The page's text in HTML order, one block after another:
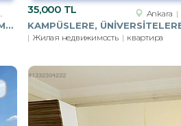
ÇANKAYA YEŞİLYURT SOKAKTA 2+1 MOBİLYALI KOMBİLİ DAİRE
35,000 TL Ankara
Жилая недвижимость квартира